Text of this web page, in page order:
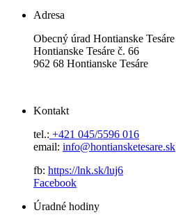
Adresa
Obecný úrad Hontianske Tesáre
Hontianske Tesáre č. 66
962 68 Hontianske Tesáre
Kontakt
tel.: +421 045/5596 016
email: info@hontiansketesare.sk
fb: https://lnk.sk/luj6
Facebook
Úradné hodiny